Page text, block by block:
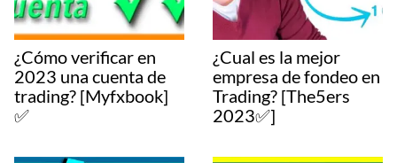
¿Cómo verificar en
2023 una cuenta de
trading? [Myfxbook]
✅
¿Cual es la mejor
empresa de fondeo en
Trading? [The5ers
2023✅]